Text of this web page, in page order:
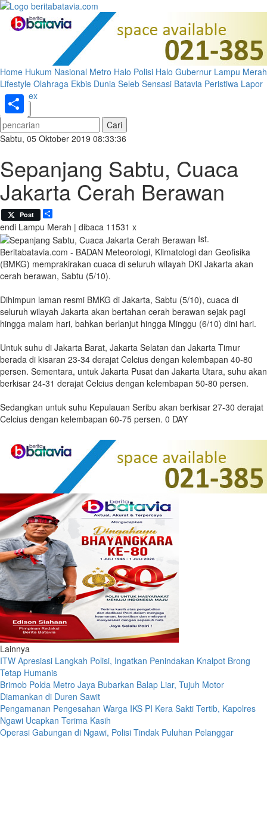
Home Hukum Nasional Metro Halo Polisi Halo Gubernur Lampu Merah
Lifestyle Olahraga Ekbis Dunia Seleb Sensasi Batavia Peristiwa Lapor
Pak Index
«
»
Sabtu, 05 Oktober 2019 08:33:36
Sepanjang Sabtu, Cuaca
Jakarta Cerah Berawan
Post
endi Lampu Merah | dibaca 11531 x
Ist.
Beritabatavia.com - BADAN Meteorologi, Klimatologi dan Geofisika
(BMKG) memprakirakan cuaca di seluruh wilayah DKI Jakarta akan
cerah berawan, Sabtu (5/10).
Dihimpun laman resmi BMKG di Jakarta, Sabtu (5/10), cuaca di
seluruh wilayah Jakarta akan bertahan cerah berawan sejak pagi
hingga malam hari, bahkan berlanjut hingga Minggu (6/10) dini hari.
Untuk suhu di Jakarta Barat, Jakarta Selatan dan Jakarta Timur
berada di kisaran 23-34 derajat Celcius dengan kelembapan 40-80
persen. Sementara, untuk Jakarta Pusat dan Jakarta Utara, suhu akan
berkisar 24-31 derajat Celcius dengan kelembapan 50-80 persen.
Sedangkan untuk suhu Kepulauan Seribu akan berkisar 27-30 derajat
Celcius dengan kelembapan 60-75 persen. 0 DAY
Share
Lainnya
ITW Apresiasi Langkah Polisi, Ingatkan Penindakan Knalpot Brong
Tetap Humanis
Brimob Polda Metro Jaya Bubarkan Balap Liar, Tujuh Motor
Diamankan di Duren Sawit
Pengamanan Pengesahan Warga IKS PI Kera Sakti Tertib, Kapolres
Ngawi Ucapkan Terima Kasih
Operasi Gabungan di Ngawi, Polisi Tindak Puluhan Pelanggar